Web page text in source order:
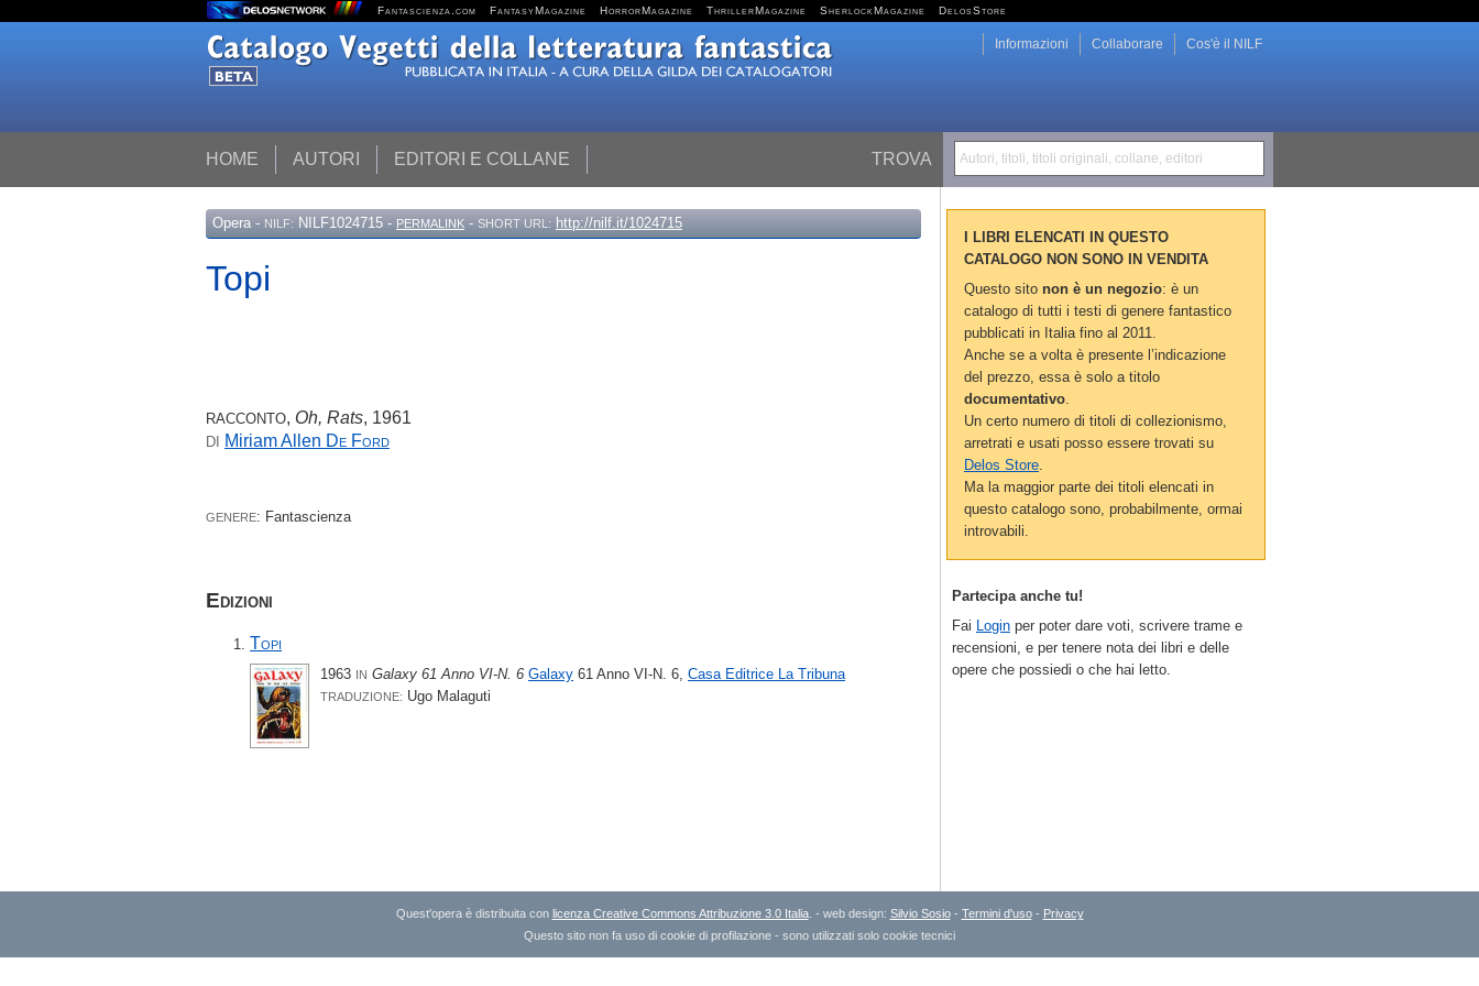
Fantascienza.com FantasyMagazine HorrorMagazine ThrillerMagazine SherlockMagazine DelosStore
TROVA Autori, titoli, titoli originali, collane, editori
HOME AUTORI EDITORI E COLLANE
Cos'è il NILF
Collaborare
Informazioni
Opera - NILF: NILF1024715 - PERMALINK - SHORT URL: http://nilf.it/1024715
Topi
RACCONTO, Oh, Rats, 1961
DI Miriam Allen De Ford
GENERE: Fantascienza
Edizioni
Topi
1963 IN Galaxy 61 Anno VI-N. 6 Galaxy 61 Anno VI-N. 6, Casa Editrice La Tribuna
TRADUZIONE: Ugo Malaguti
I LIBRI ELENCATI IN QUESTO
CATALOGO NON SONO IN VENDITA
Questo sito non è un negozio: è un
catalogo di tutti i testi di genere fantastico
pubblicati in Italia fino al 2011.
Anche se a volta è presente l’indicazione
del prezzo, essa è solo a titolo
documentativo
Un certo numero di titoli di collezionismo,
arretrati e usati posso essere trovati su
Delos Store
Ma la maggior parte dei titoli elencati in
questo catalogo sono, probabilmente, ormai
introvabili.
Partecipa anche tu!
Fai Login per poter dare voti, scrivere trame e
recensioni, e per tenere nota dei libri e delle
opere che possiedi o che hai letto.
Quest'opera è distribuita con licenza Creative Commons Attribuzione 3.0 Italia. - web design: Silvio Sosio- Termini d'uso- Privacy
Questo sito non fa uso di cookie di profilazione - sono utilizzati solo cookie tecnici